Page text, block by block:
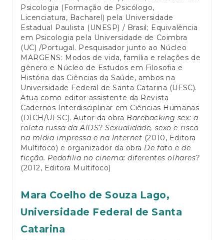
Psicologia (Formação de Psicólogo,
Licenciatura, Bacharel) pela Universidade
Estadual Paulista (UNESP) / Brasil; Equivalência
em Psicologia pela Universidade de Coimbra
(UC) /Portugal. Pesquisador junto ao Núcleo
MARGENS: Modos de vida, família e relações de
gênero e Núcleo de Estudos em Filosofia e
História das Ciências da Saúde, ambos na
Universidade Federal de Santa Catarina (UFSC).
Atua como editor assistente da Revista
Cadernos Interdisciplinar em Ciências Humanas
(DICH/UFSC). Autor da obra Barebacking sex: a
roleta russa da AIDS? Sexualidade, sexo e risco
na mídia impressa e na Internet (2010, Editora
Multifoco) e organizador da obra De fato e de
ficção. Pedofilia no cinema: diferentes olhares?
(2012, Editora Multifoco)
Mara Coelho de Souza Lago,
Universidade Federal de Santa
Catarina